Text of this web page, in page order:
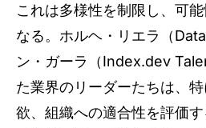
これは多様性を制限し、可
なる。ホルヘ・リエラ（
ン・ガーラ（Index.dev
た業界のリーダーたちは、
欲、組織への適合性を評価